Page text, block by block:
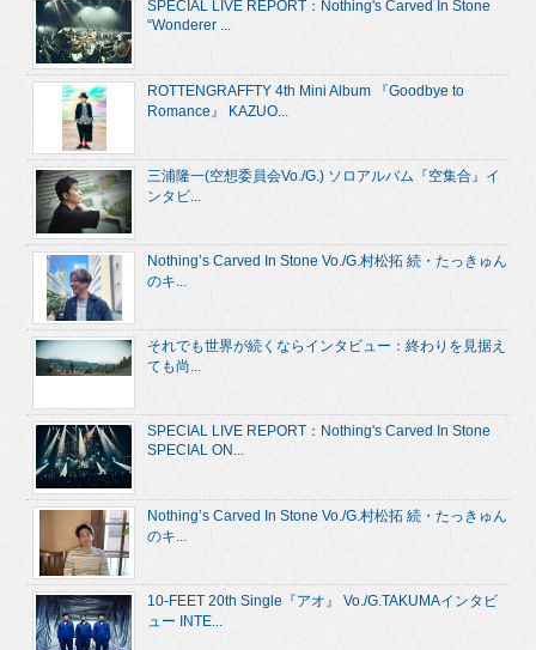
SPECIAL LIVE REPORT：Nothing's Carved In Stone
“Wonderer ...
ROTTENGRAFFTY 4th Mini Album 『Goodbye to
Romance』 KAZUO...
三浦隆一(空想委員会Vo./G.) ソロアルバム『空集合』イ
ンタビ...
Nothing’s Carved In Stone Vo./G.村松拓 続・たっきゅん
のキ...
それでも世界が続くならインタビュー：終わりを見据え
ても尚...
SPECIAL LIVE REPORT：Nothing's Carved In Stone
SPECIAL ON...
Nothing’s Carved In Stone Vo./G.村松拓 続・たっきゅん
のキ...
10-FEET 20th Single『アオ』 Vo./G.TAKUMAインタビ
ュー INTE...